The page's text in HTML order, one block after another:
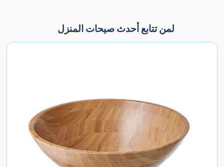
لمن تتابع أحدث صيحات المنزل